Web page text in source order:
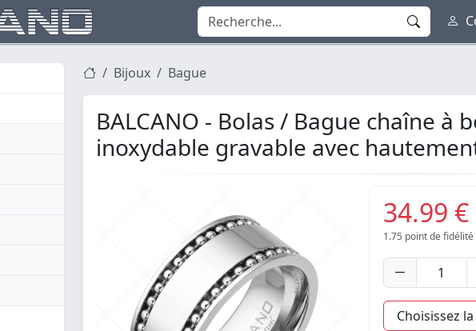
Bijoux Bague
BALCANO - Bolas / Bague chaîne à
inoxydable gravable avec
34.99 €
1.75 point de